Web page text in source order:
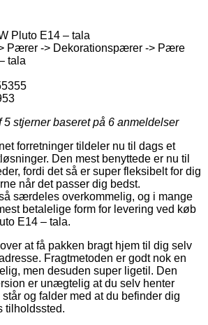
Pluto E14 – tala
Pærer -> Dekorationspærer -> Pære
tala
5 stjerner baseret på 6 anmeldelser
forretninger tildeler nu til dags et
Den mest benyttede er nu til
fordi det så er super fleksibelt for dig
når det passer dig bedst.
særdeles overkommelig, og i mange
betalelige form for levering ved køb
E14 – tala.
at få pakken bragt hjem til dig selv
Fragtmetoden er godt nok en
men desuden super ligetil. Den
er unægtelig at du selv henter
og falder med at du befinder dig
tilholdssted.